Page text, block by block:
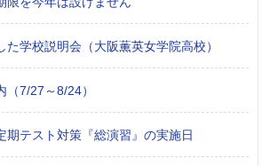
た学校説明会（大阪薫英女学院高校）
（7/27～8/24）
期テスト対策『総演習』の実施日